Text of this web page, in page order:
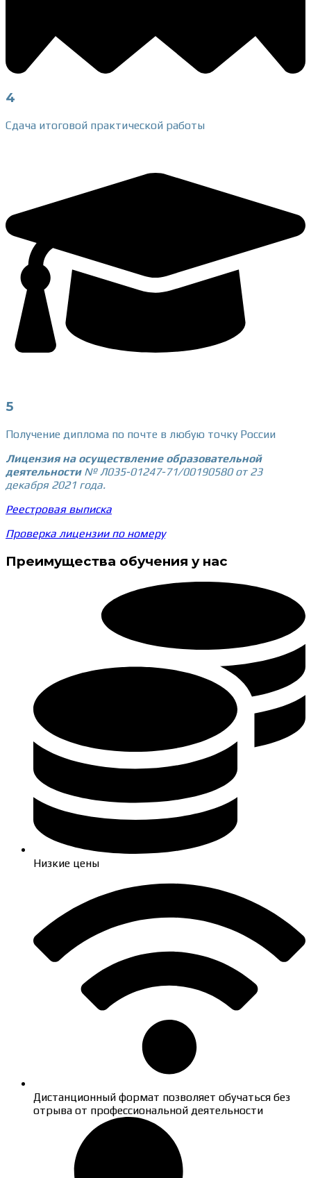
4
Сдача итоговой практической работы
5
Получение диплома по почте в любую точку России
Лицензия на осуществление образовательной
деятельности№ Л035-01247-71/00190580 от 23
декабря 2021 года.
Реестровая выписка
Проверка лицензии по номеру
Преимущества обучения у нас
Низкие цены
Дистанционный формат позволяет обучаться без
отрыва от профессиональной деятельности